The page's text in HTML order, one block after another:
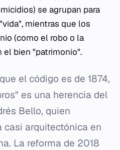
se agrupan para
mientras que los
(como el robo o la
bien "patrimonio".
el código es de 1874,
es una herencia del
Bello, quien
casi arquitectónica en
La reforma de 2018